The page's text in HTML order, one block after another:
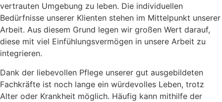
vertrauten Umgebung zu leben. Die individuellen
Bedürfnisse unserer Klienten stehen im Mittelpunkt unserer
Arbeit. Aus diesem Grund legen wir großen Wert darauf,
diese mit viel Einfühlungsvermögen in unsere Arbeit zu
integrieren.
Dank der liebevollen Pflege unserer gut ausgebildeten
Fachkräfte ist noch lange ein würdevolles Leben, trotz
Alter oder Krankheit möglich. Häufig kann mithilfe der